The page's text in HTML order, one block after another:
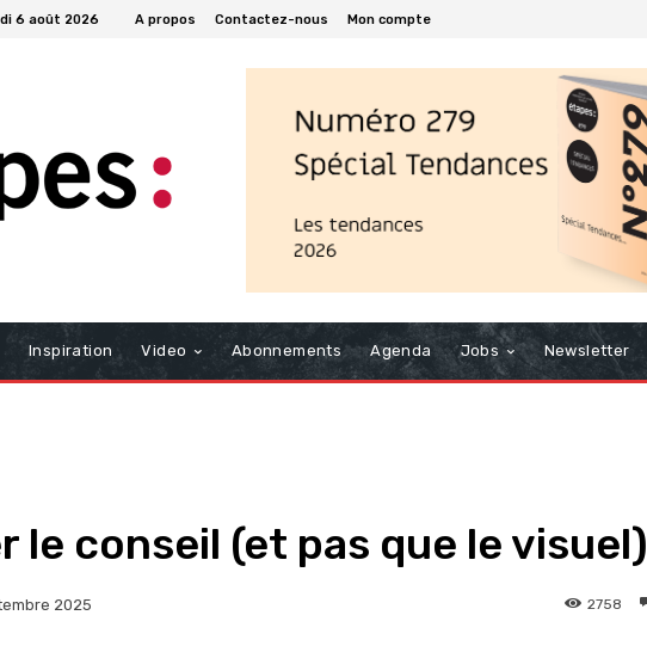
6 août 2026 A propos Contactez-nous Mon compte
Inspiration Video Abonnements Agenda Jobs Newsletter
le conseil (et pas que le visuel)
2025 2758